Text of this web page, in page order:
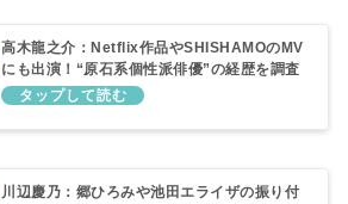
高木龍之介：Netflix作品やSHISHAMOのMV
にも出演！“原石系個性派俳優”の経歴を調査
川辺慶乃：郷ひろみや池田エライザの振り付